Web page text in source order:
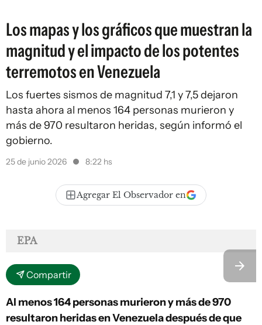
Los mapas y los gráficos que muestran la
magnitud y el impacto de los potentes
terremotos en Venezuela
Los fuertes sismos de magnitud 7,1 y 7,5 dejaron
hasta ahora al menos 164 personas murieron y
más de 970 resultaron heridas, según informó el
gobierno.
25 de junio 2026 8:22 hs
Agregar El Observador en
EPA
Compartir
Al menos 164 personas murieron y más de 970
resultaron heridas en Venezuela después de que